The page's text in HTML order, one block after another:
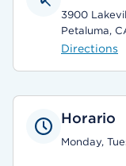
3900
Petaluma,
Directions
Horario
Monday,